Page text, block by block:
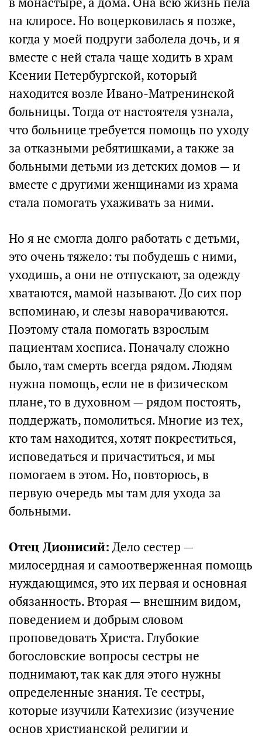
на клиросе. Но воцерковилась я позже,
когда у моей подруги заболела дочь, и я
вместе с ней стала чаще ходить в храм
Ксении Петербургской, который
находится возле Ивано-Матренинской
больницы. Тогда от настоятеля узнала,
что больнице требуется помощь по уходу
за отказными ребятишками, а также за
больными детьми из детских домов — и
вместе с другими женщинами из храма
стала помогать ухаживать за ними.
Но я не смогла долго работать с детьми,
это очень тяжело: ты побудешь с ними,
уходишь, а они не отпускают, за одежду
хватаются, мамой называют. До сих пор
вспоминаю, и слезы наворачиваются.
Поэтому стала помогать взрослым
пациентам хосписа. Поначалу сложно
было, там смерть всегда рядом. Людям
нужна помощь, если не в физическом
плане, то в духовном — рядом постоять,
поддержать, помолиться. Многие из тех,
кто там находится, хотят покреститься,
исповедаться и причаститься, и мы
помогаем в этом. Но, повторюсь, в
первую очередь мы там для ухода за
больными.
Отец Дионисий: Дело сестер —
милосердная и самоотверженная помощь
нуждающимся, это их первая и основная
обязанность. Вторая — внешним видом,
поведением и добрым словом
проповедовать Христа. Глубокие
богословские вопросы сестры не
поднимают, так как для этого нужны
определенные знания. Те сестры,
которые изучили Катехизис (изучение
основ христианской религии и